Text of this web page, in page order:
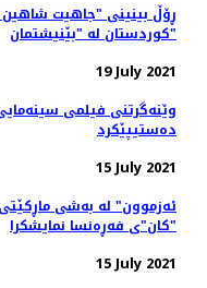
ڕۆڵ بینینی "جاهیت شاهین
کوردستان لە "بێنیشتمان"
19 July 2021
وێنەگرتنی فیلمی
دەستیپێکرد
15 July 2021
"کان"ی فه‌ڕه‌نسا نمایشکرا
15 July 2021